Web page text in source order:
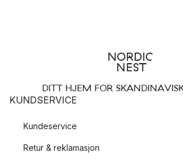
DITT HJEM FOR
KUNDSERVICE
Kundeservice
Retur & reklamasjon